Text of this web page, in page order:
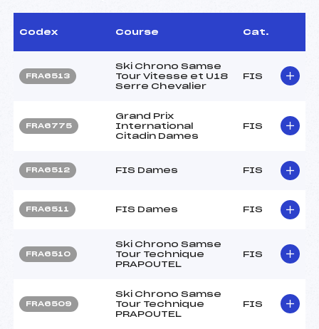
Codex Course Cat.
FRA6513
Ski Chrono Samse
Tour Vitesse et U18
Serre Chevalier
FIS
FRA6775
Grand Prix
International
Citadin Dames
FIS
FRA6512 FIS Dames FIS
FRA6511 FIS Dames FIS
FRA6510
Ski Chrono Samse
Tour Technique
PRAPOUTEL
FIS
FRA6509
Ski Chrono Samse
Tour Technique
PRAPOUTEL
FIS